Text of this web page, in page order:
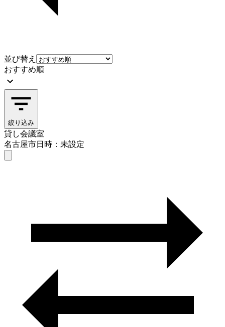
並び替え
おすすめ順
絞り込み
貸し会議室
名古屋市日時：未設定